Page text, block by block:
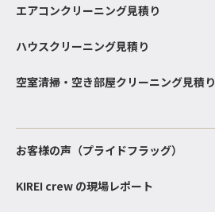
エアコンクリーニング見積り
ハウスクリーニング見積り
空室清掃・空き部屋クリーニング見積り
お客様の声（プライドフラッグ）
KIREI crew の現場レポート